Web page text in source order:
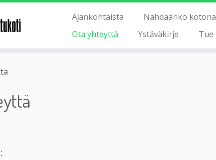
Ajankohtaista Nähdäänkö
Ota yhteyttä
Ystäväkirje Tue